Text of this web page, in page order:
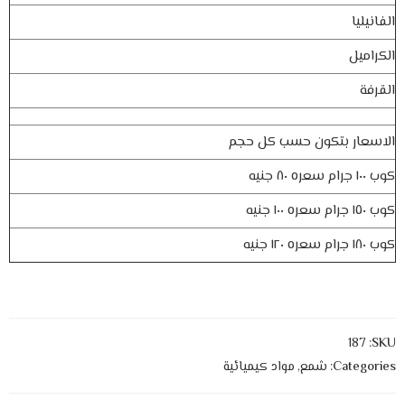
‏الفانيليا
الكراميل
القرفة
الاسعار بتكون حسب كل حجم
كوب ١٠٠ جرام سعره ٨٠ جنيه
كوب ١٥٠ جرام سعره ١٠٠ جنيه
كوب ١٨٠ جرام سعره ١٢٠ جنيه
SKU:
187
Categories: شمع,مواد كيميائية